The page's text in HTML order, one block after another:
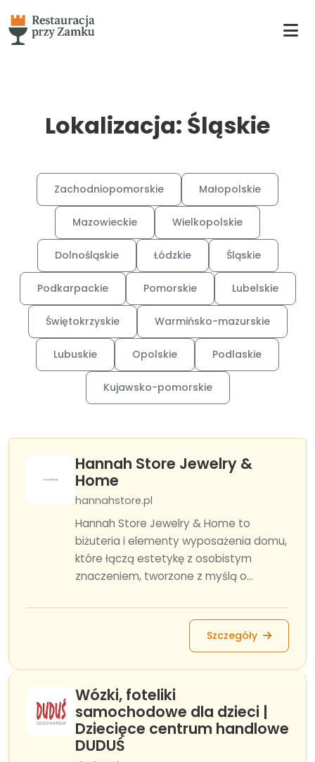
Lokalizacja: Śląskie
Zachodniopomorskie Małopolskie
Mazowieckie Wielkopolskie
Dolnośląskie Łódzkie Śląskie
Podkarpackie Pomorskie Lubelskie
Świętokrzyskie Warmińsko-mazurskie
Lubuskie Opolskie Podlaskie
Kujawsko-pomorskie
Hannah Store Jewelry &
Home
hannahstore.pl
Hannah Store Jewelry & Home to
biżuteria i elementy wyposażenia domu,
które łączą estetykę z osobistym
znaczeniem, tworzone z myślą o...
Szczegóły
Wózki, foteliki
samochodowe dla dzieci |
Dziecięce centrum handlowe
DUDUŚ